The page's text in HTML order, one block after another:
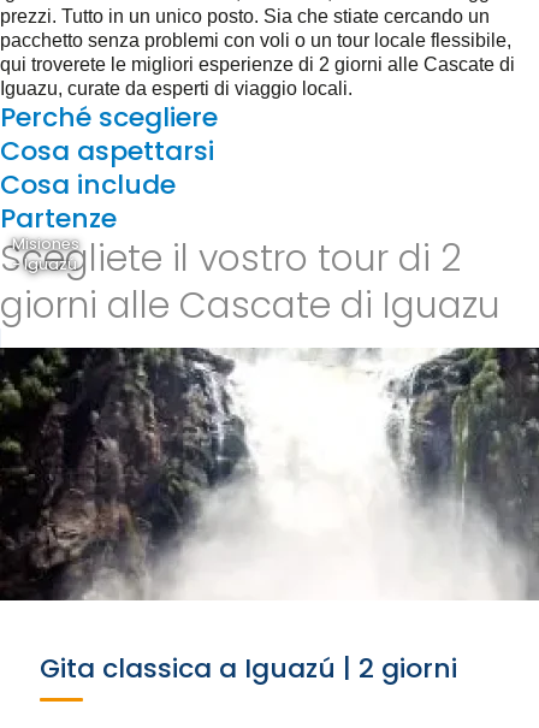
prezzi. Tutto in un unico posto. Sia che stiate cercando un
pacchetto senza problemi con voli o un tour locale flessibile,
qui troverete le migliori esperienze di 2 giorni alle Cascate di
Iguazu, curate da esperti di viaggio locali.
Perché scegliere
Cosa aspettarsi
Cosa include
Partenze
Scegliete il vostro tour di 2
giorni alle Cascate di Iguazu
Misiones
- Iguazú
Gita classica a Iguazú | 2 giorni